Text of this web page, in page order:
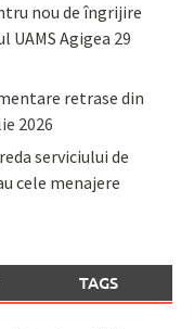
nou de îngrijire
UAMS Agigea 29
retrase din
2026
serviciului de
cele menajere
TAGS